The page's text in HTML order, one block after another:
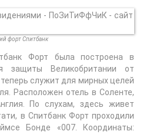
форт Спитбанк
Форт была построена в
защиты Великобритании от
служит для мирных целей
Расположен отель в Соленте,
По слухам, здесь живет
в Спитбанк Форт проходили
Бонде «007. Координаты: